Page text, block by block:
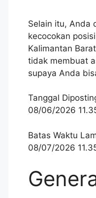
Selain itu, Anda
kecocokan
Kalimantan
tidak membuat
supaya Anda
Tanggal
08/06/2026
Batas Waktu
08/07/2026